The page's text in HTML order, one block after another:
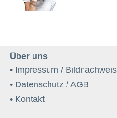
Über uns
• Impressum / Bildnachweis
• Datenschutz / AGB
• Kontakt